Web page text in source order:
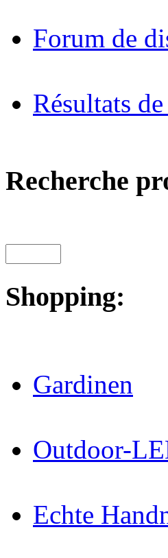
Forum de
Résultats
Recherche
Shopping:
Gardinen
Outdoor-
Echte